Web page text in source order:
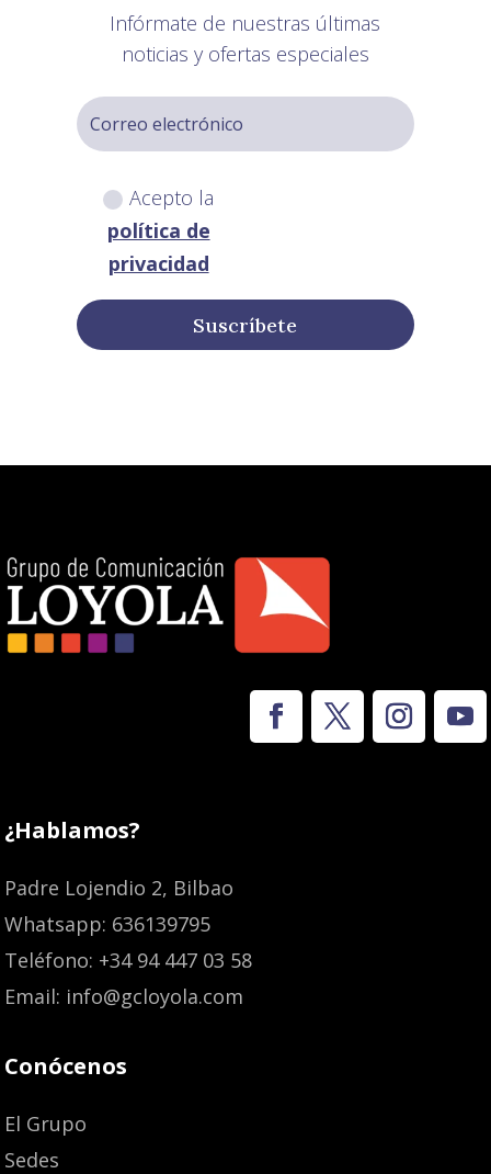
Infórmate de nuestras últimas
noticias y ofertas especiales
Acepto la
política de
privacidad
Suscríbete
¿Hablamos?
Padre Lojendio 2, Bilbao
Whatsapp: 636139795
Teléfono: +34 94 447 03 58
Email: info@gcloyola.com
Conócenos
El Grupo
Sedes